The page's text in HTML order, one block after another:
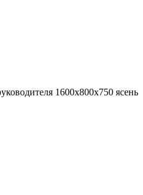
1600х800х750 ясень